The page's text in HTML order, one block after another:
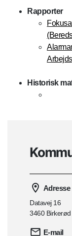
Rapporter
Historisk
Adresse
Datavej 16
3460 Birkerød
E-mail